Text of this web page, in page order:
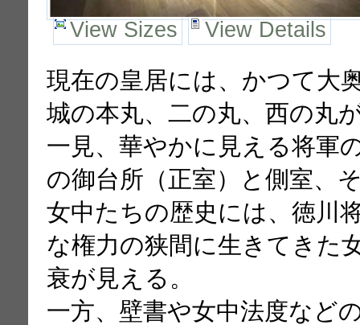
View Sizes View Details
現在の皇居には、かつて大
城の本丸、二の丸、西の丸
一見、華やかに見える将軍
の御台所（正室）と側室、
女中たちの歴史には、徳川
な権力の狭間に生きてきた
衰が見える。
一方、壁書や女中法度など